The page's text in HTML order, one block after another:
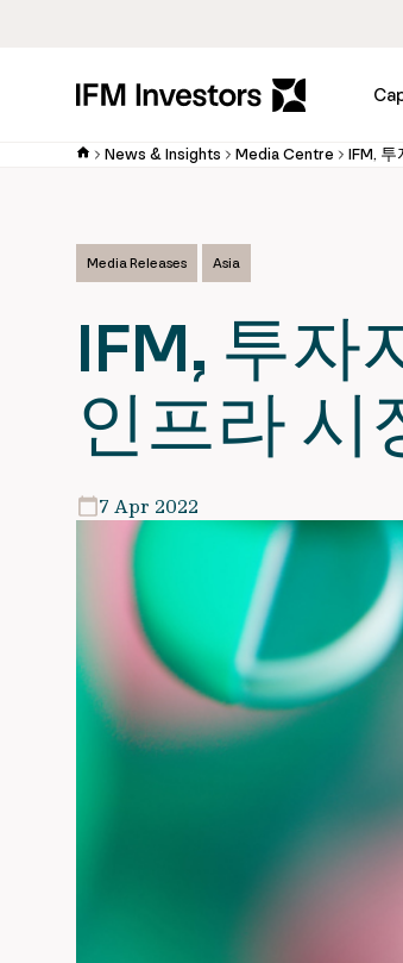
News & Insights Media Centre
Media Releases Asia
IFM, 투자
인프라 시
7 Apr 2022